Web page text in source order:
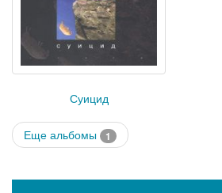
Суицид
Еще альбомы 1